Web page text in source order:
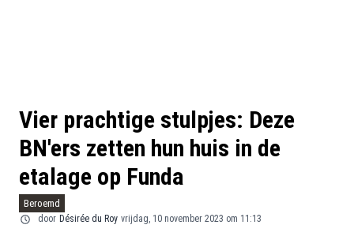
Vier prachtige stulpjes: Deze
BN'ers zetten hun huis in de
etalage op Funda
Beroemd
door Désirée du Roy vrijdag, 10 november 2023 om 11:13